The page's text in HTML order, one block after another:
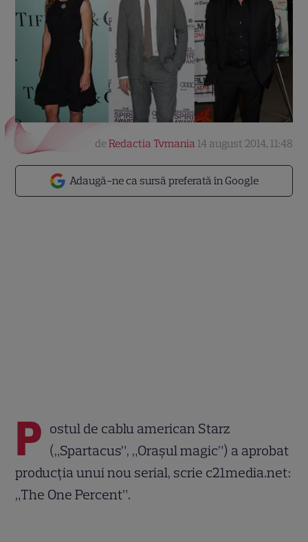
Adaugă-ne ca sursă preferată în Google
deRedactia Tvmania 14 august 2014, 11:48
P ostul de cablu american Starz
(„Spartacus”, „Oraşul magic”) a aprobat
producţia unui nou serial, scrie c21media.net:
„The One Percent”.